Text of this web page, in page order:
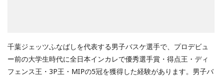
千葉ジェッツふなばしを代表する男子バスケ選手で、プロデビュ
ー前の大学生時代に全日本インカレで優秀選手賞・得点王・ディ
フェンス王・3P王・MIPの5冠を獲得した経験があります。男子バ